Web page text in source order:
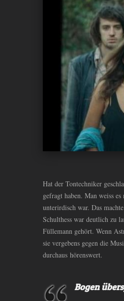
Hat der Tontechniker
gefragt haben. Man weiss
unterirdisch war. Das
Schulthess war deutlich zu
Füllemann gehört. Wenn
sie vergebens gegen die
durchaus hörenswert.
Bogen